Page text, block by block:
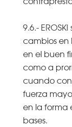
9.6.-
cambios en
en el buen
como a
cuando
fuerza
en la forma
bases.